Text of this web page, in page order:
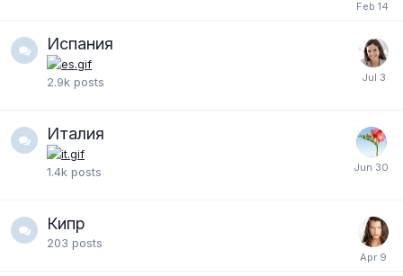
Испания
2.9k posts
Италия
1.4k posts
Кипр
203 posts